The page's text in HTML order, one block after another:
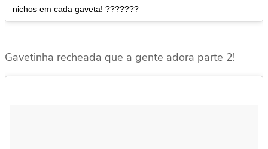
nichos em cada gaveta! ???????
Gavetinha recheada que a gente adora parte 2!